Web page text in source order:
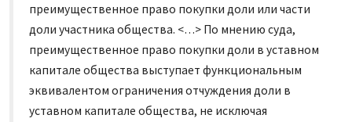
преимущественное право покупки доли или части
доли участника общества. <…> По мнению суда,
преимущественное право покупки доли в уставном
капитале общества выступает функциональным
эквивалентом ограничения отчуждения доли в
уставном капитале общества, не исключая